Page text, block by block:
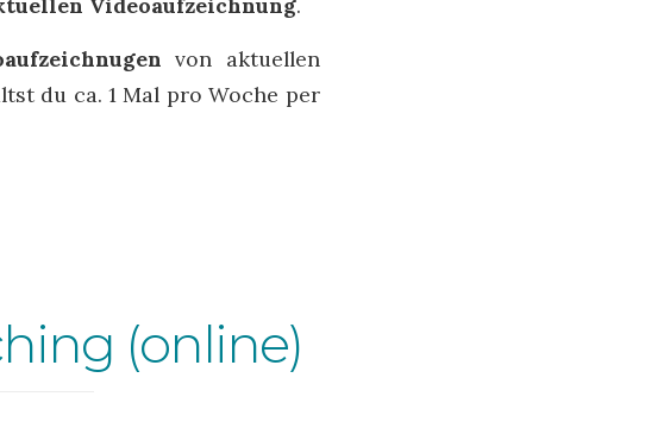
von aktuellen
du ca. 1 Mal pro Woche per
(online)